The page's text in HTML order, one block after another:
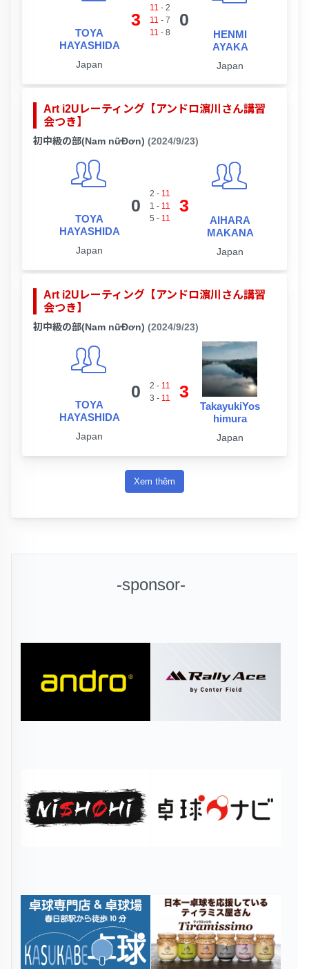
TOYA
HAYASHIDA
Japan
3
11 - 2
11 - 7
11 - 8
0
HENMI
AYAKA
Japan
Art i2Uレーティング【アンドロ濵川さん講習
会つき】
初中級の部(Nam nữĐơn) (2024/9/23)
TOYA
HAYASHIDA
Japan
0
2 - 11
1 - 11
5 - 11
3
AIHARA
MAKANA
Japan
Art i2Uレーティング【アンドロ濵川さん講習
会つき】
初中級の部(Nam nữĐơn) (2024/9/23)
TOYA
HAYASHIDA
Japan
0 2 - 11
3 - 11 3
TakayukiYos
himura
Japan
Xem thêm
-sponsor-